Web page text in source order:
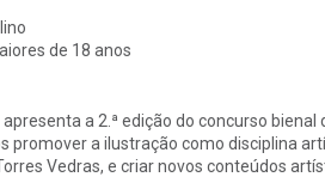
de 18 anos
a 2.ª edição do concurso
promover a ilustração como disciplina
Vedras, e criar novos conteúdos